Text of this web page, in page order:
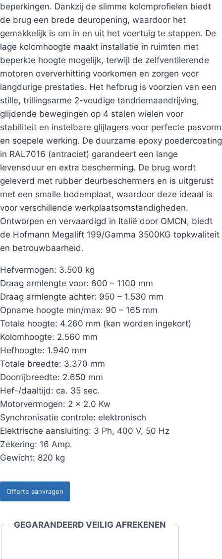
beperkingen. Dankzij de slimme kolomprofielen biedt
de brug een brede deuropening, waardoor het
gemakkelijk is om in en uit het voertuig te stappen. De
lage kolomhoogte maakt installatie in ruimten met
beperkte hoogte mogelijk, terwijl de zelfventilerende
motoren oververhitting voorkomen en zorgen voor
langdurige prestaties. Het hefbrug is voorzien van een
stille, trillingsarme 2-voudige tandriemaandrijving,
glijdende bewegingen op 4 stalen wielen voor
stabiliteit en instelbare glijlagers voor perfecte pasvorm
en soepele werking. De duurzame epoxy poedercoating
in RAL7016 (antraciet) garandeert een lange
levensduur en extra bescherming. De brug wordt
geleverd met rubber deurbeschermers en is uitgerust
met een smalle bodemplaat, waardoor deze ideaal is
voor verschillende werkplaatsomstandigheden.
Ontworpen en vervaardigd in Italië door OMCN, biedt
de Hofmann Megalift 199/Gamma 3500KG topkwaliteit
en betrouwbaarheid.
Hefvermogen: 3.500 kg
Draag armlengte voor: 600 – 1100 mm
Draag armlengte achter: 950 – 1.530 mm
Opname hoogte min/max: 90 – 165 mm
Totale hoogte: 4.260 mm (kan worden ingekort)
Kolomhoogte: 2.560 mm
Hefhoogte: 1.940 mm
Totale breedte: 3.370 mm
Doorrijbreedte: 2.650 mm
Hef-/daaltijd: ca. 35 sec.
Motorvermogen: 2 x 2.0 Kw
Synchronisatie controle: elektronisch
Elektrische aansluiting: 3 Ph, 400 V, 50 Hz
Zekering: 16 Amp.
Gewicht: 820 kg
Offerte aanvragen
GEGARANDEERD VEILIG AFREKENEN